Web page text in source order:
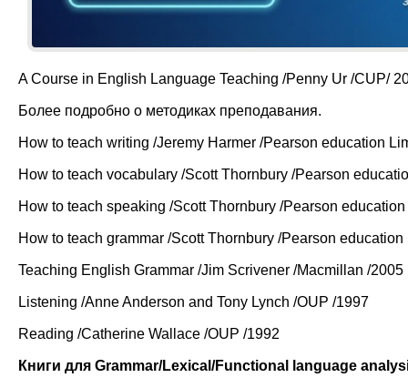
A Course in English Language Teaching /Penny Ur /CUP/
Более подробно о методиках преподавания.
How to teach writing /Jeremy Harmer /Pearson education
How to teach vocabulary /Scott Thornbury /Pearson
How to teach speaking /Scott Thornbury /Pearson
How to teach grammar /Scott Thornbury /Pearson
Teaching English Grammar /Jim Scrivener /Macmillan /2005
Listening /Anne Anderson and Tony Lynch /OUP /1997
Reading /Catherine Wallace /OUP /1992
Книги для Grammar/Lexical/Functional language